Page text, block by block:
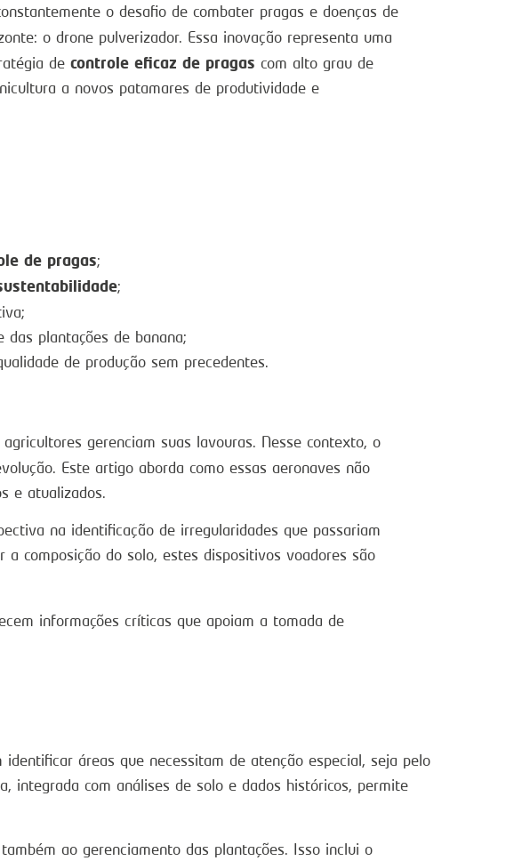
o desafio de combater pragas e doenças de
o drone pulverizador. Essa inovação representa uma
de controle eficaz de pragas com alto grau de
a novos patamares de produtividade e
de pragas;
;
plantações de banana;
de produção sem precedentes.
gerenciam suas lavouras. Nesse contexto, o
Este artigo aborda como essas aeronaves não
e atualizados.
na identificação de irregularidades que passariam
composição do solo, estes dispositivos voadores são
informações críticas que apoiam a tomada de
áreas que necessitam de atenção especial, seja pelo
integrada com análises de solo e dados históricos, permite
ao gerenciamento das plantações. Isso inclui o